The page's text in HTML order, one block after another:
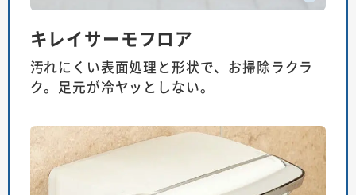
キレイサーモフロア
汚れにくい表面処理と形状で、お掃除ラクラ
ク。足元が冷ヤッとしない。